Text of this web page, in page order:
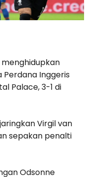
Perdana Inggeris
Palace, 3-1 di
Virgil van
sepakan penalti
Odsonne